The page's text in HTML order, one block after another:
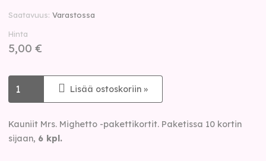
Saatavuus Varastossa
Hinta
5,00 €
Lisää ostoskoriin »
Kauniit Mrs. Mighetto -pakettikortit. Paketissa 10 kortin
sijaan, 6 kpl.